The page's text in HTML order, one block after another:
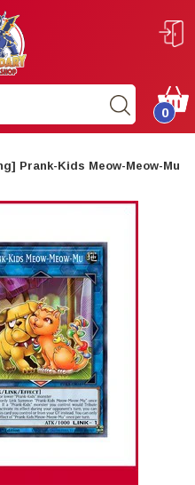
0
Prank-Kids Meow-Meow-Mu